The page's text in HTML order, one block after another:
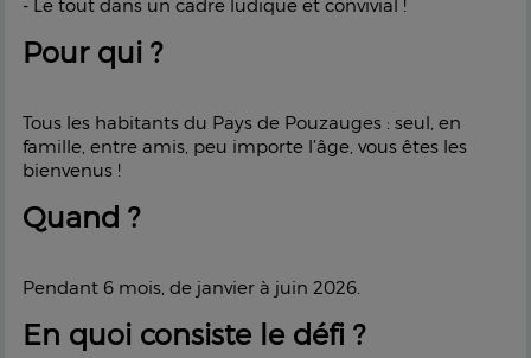
- Le tout dans un cadre ludique et convivial !
Pour qui ?
Tous les habitants du Pays de Pouzauges : seul, en
famille, entre amis, peu importe l’âge, vous êtes les
bienvenus !
Quand ?
Pendant 6 mois, de janvier à juin 2026.
En quoi consiste le défi ?